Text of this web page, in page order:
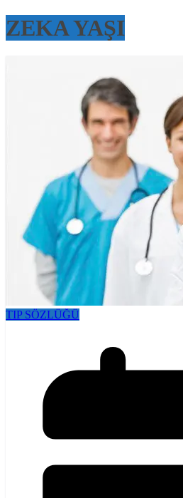
ZEKA YAŞI
TIP SÖZLÜĞÜ